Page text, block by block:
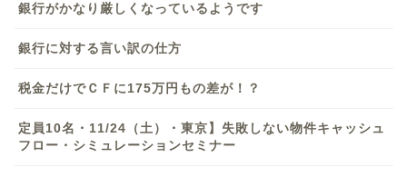
銀行がかなり厳しくなっているようです
銀行に対する言い訳の仕方
税金だけでＣＦに175万円もの差が！？
定員10名・11/24（土）・東京】失敗しない物件キャッシュ
フロー・シミュレーションセミナー